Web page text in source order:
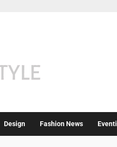
Design Fashion News Eventi